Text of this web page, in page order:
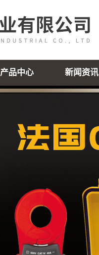
产品中心 新闻资讯